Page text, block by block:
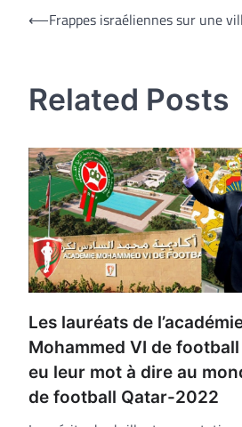
Navigation
⟵Frappes israéliennes sur une
Related Posts
Les lauréats de
Mohammed VI de
eu leur mot à dire au
de football Qatar-2022